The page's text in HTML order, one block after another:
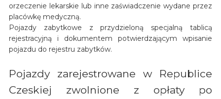
orzeczenie lekarskie lub inne zaświadczenie wydane przez
placówkę medyczną.
Pojazdy zabytkowe z przydzieloną specjalną tablicą
rejestracyjną i dokumentem potwierdzającym wpisanie
pojazdu do rejestru zabytków.
Pojazdy zarejestrowane w Republice
Czeskiej zwolnione z opłaty po